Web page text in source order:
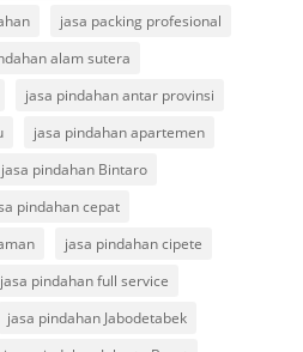
jasa packing profesional
alam sutera
jasa pindahan antar provinsi
jasa pindahan apartemen
jasa pindahan Bintaro
pindahan cepat
jasa pindahan cipete
jasa pindahan full service
jasa pindahan Jabodetabek